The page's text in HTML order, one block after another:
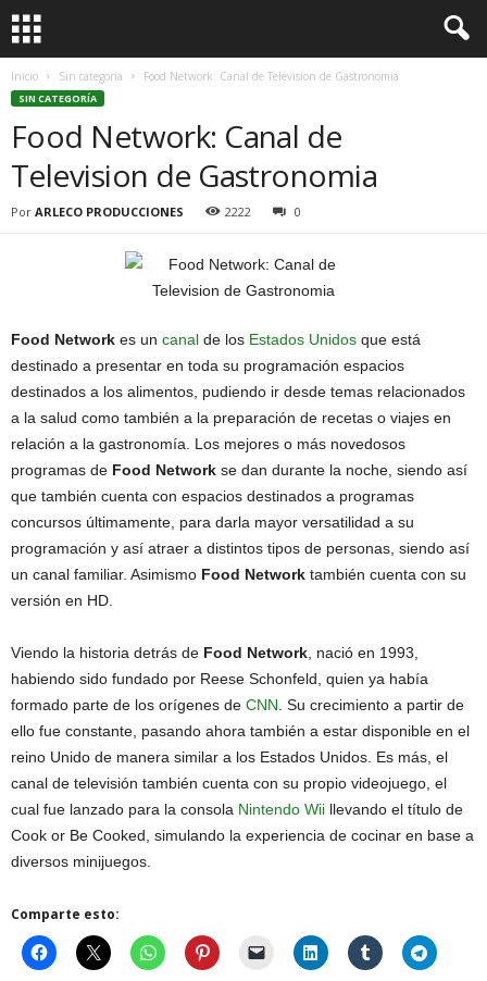
Inicio Sin categoría Food Network: Canal de Television de Gastronomia
SIN CATEGORÍA
Food Network: Canal de
Television de Gastronomia
Por ARLECO PRODUCCIONES 2222 0
Food Network es un canal de los Estados Unidos que está
destinado a presentar en toda su programación espacios
destinados a los alimentos, pudiendo ir desde temas relacionados
a la salud como también a la preparación de recetas o viajes en
relación a la gastronomía. Los mejores o más novedosos
programas de Food Network se dan durante la noche, siendo así
que también cuenta con espacios destinados a programas
concursos últimamente, para darla mayor versatilidad a su
programación y así atraer a distintos tipos de personas, siendo así
un canal familiar. Asimismo Food Network también cuenta con su
versión en HD.
Viendo la historia detrás de Food Network , nació en 1993,
habiendo sido fundado por Reese Schonfeld, quien ya había
formado parte de los orígenes de CNN . Su crecimiento a partir de
ello fue constante, pasando ahora también a estar disponible en el
reino Unido de manera similar a los Estados Unidos. Es más, el
canal de televisión también cuenta con su propio videojuego, el
cual fue lanzado para la consola Nintendo Wii llevando el título de
Cook or Be Cooked, simulando la experiencia de cocinar en base a
diversos minijuegos.
Comparte esto: